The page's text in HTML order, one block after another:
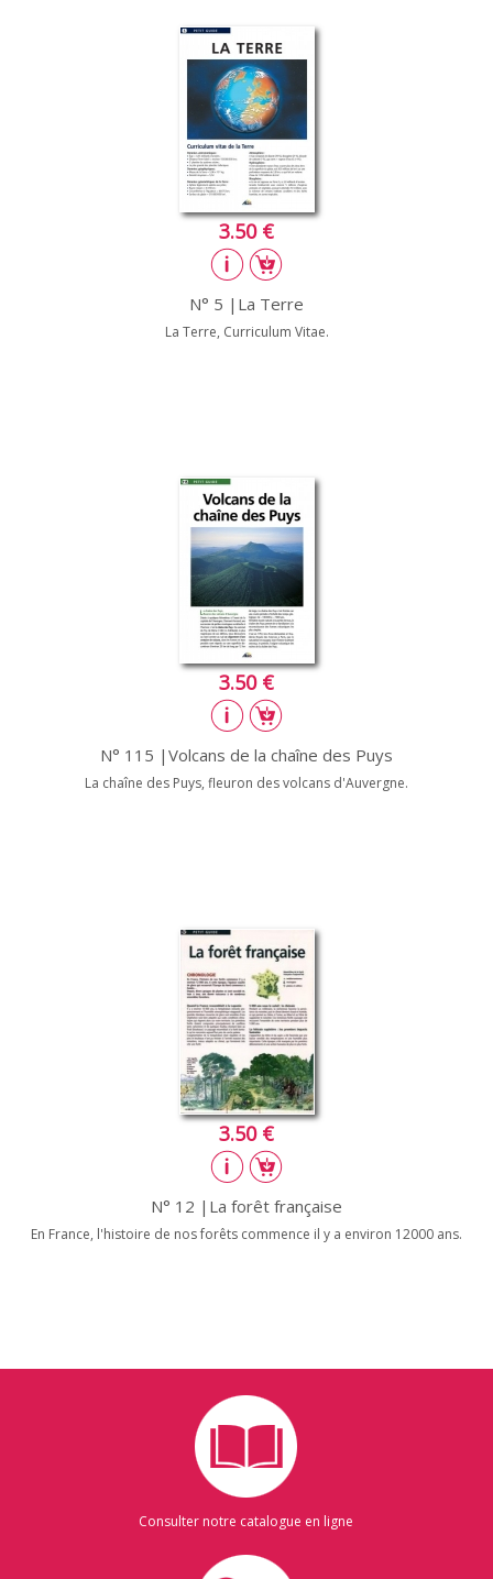
3.50 €
N° 5 |La Terre
La Terre, Curriculum Vitae.
3.50 €
N° 115 |Volcans de la chaîne des Puys
La chaîne des Puys, fleuron des volcans d'Auvergne.
3.50 €
N° 12 |La forêt française
En France, l'histoire de nos forêts commence il y a environ 12000 ans.
Consulter notre catalogue en ligne